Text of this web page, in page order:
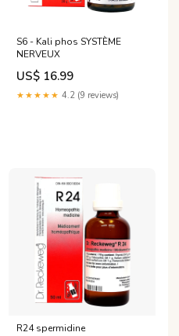
S6 - Kali phos SYSTÈME
NERVEUX
US$ 16.99
★★★★★ 4.2 (9 reviews)
R24 spermidine